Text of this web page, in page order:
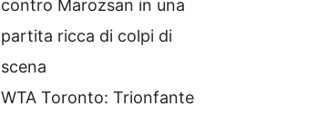
contro Marozsan in una
partita ricca di colpi di
scena
WTA Toronto: Trionfante